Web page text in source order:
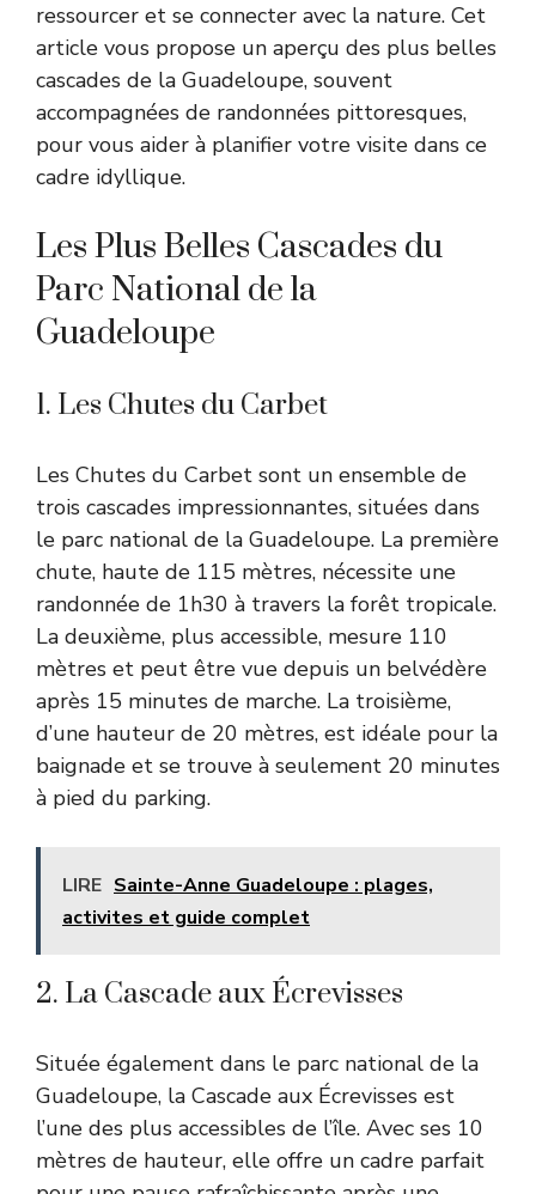
ressourcer et se connecter avec la nature. Cet
article vous propose un aperçu des plus belles
cascades de la Guadeloupe, souvent
accompagnées de randonnées pittoresques,
pour vous aider à planifier votre visite dans ce
cadre idyllique.
Les Plus Belles Cascades du
Parc National de la
Guadeloupe
1. Les Chutes du Carbet
Les Chutes du Carbet sont un ensemble de
trois cascades impressionnantes, situées dans
le parc national de la Guadeloupe. La première
chute, haute de 115 mètres, nécessite une
randonnée de 1h30 à travers la forêt tropicale.
La deuxième, plus accessible, mesure 110
mètres et peut être vue depuis un belvédère
après 15 minutes de marche. La troisième,
d’une hauteur de 20 mètres, est idéale pour la
baignade et se trouve à seulement 20 minutes
à pied du parking.
LIRE Sainte-Anne Guadeloupe : plages,
activites et guide complet
2. La Cascade aux Écrevisses
Située également dans le parc national de la
Guadeloupe, la Cascade aux Écrevisses est
l’une des plus accessibles de l’île. Avec ses 10
mètres de hauteur, elle offre un cadre parfait